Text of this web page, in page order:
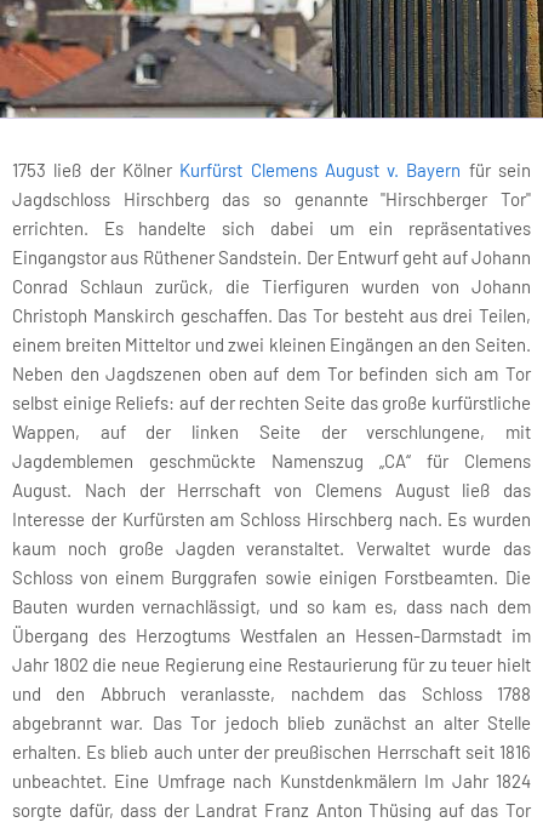
1753 ließ der Kölner Kurfürst Clemens August v. Bayern für sein
Jagdschloss Hirschberg das so genannte "Hirschberger Tor"
errichten. Es handelte sich dabei um ein repräsentatives
Eingangstor aus Rüthener Sandstein. Der Entwurf geht auf Johann
Conrad Schlaun zurück, die Tierfiguren wurden von Johann
Christoph Manskirch geschaffen. Das Tor besteht aus drei Teilen,
einem breiten Mitteltor und zwei kleinen Eingängen an den Seiten.
Neben den Jagdszenen oben auf dem Tor befinden sich am Tor
selbst einige Reliefs: auf der rechten Seite das große kurfürstliche
Wappen, auf der linken Seite der verschlungene, mit
Jagdemblemen geschmückte Namenszug „CA“ für Clemens
August. Nach der Herrschaft von Clemens August ließ das
Interesse der Kurfürsten am Schloss Hirschberg nach. Es wurden
kaum noch große Jagden veranstaltet. Verwaltet wurde das
Schloss von einem Burggrafen sowie einigen Forstbeamten. Die
Bauten wurden vernachlässigt, und so kam es, dass nach dem
Übergang des Herzogtums Westfalen an Hessen-Darmstadt im
Jahr 1802 die neue Regierung eine Restaurierung für zu teuer hielt
und den Abbruch veranlasste, nachdem das Schloss 1788
abgebrannt war. Das Tor jedoch blieb zunächst an alter Stelle
erhalten. Es blieb auch unter der preußischen Herrschaft seit 1816
unbeachtet. Eine Umfrage nach Kunstdenkmälern Im Jahr 1824
sorgte dafür, dass der Landrat Franz Anton Thüsing auf das Tor